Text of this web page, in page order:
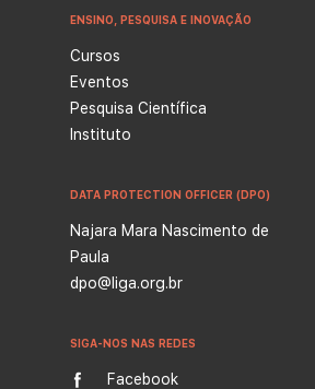
ENSINO, PESQUISA E INOVAÇÃO
Cursos
Eventos
Pesquisa Científica
Instituto
DATA PROTECTION OFFICER (DPO)
Najara Mara Nascimento de
Paula
dpo@liga.org.br
SIGA-NOS NAS REDES
Facebook